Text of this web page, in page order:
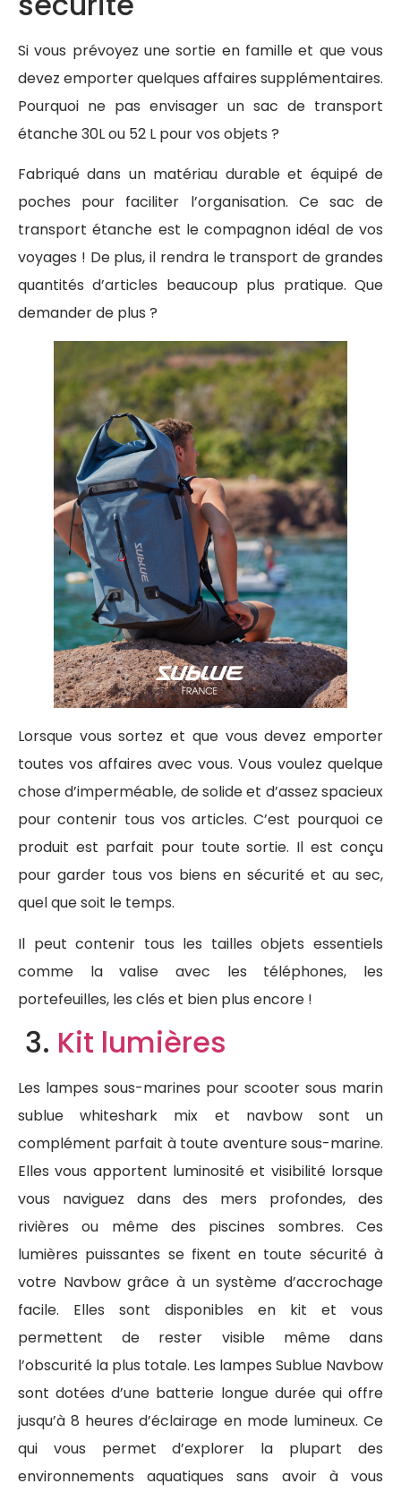
Si vous prévoyez une sortie en famille et que vous
devez emporter quelques affaires supplémentaires.
Pourquoi ne pas envisager un sac de transport
étanche 30L ou 52 L pour vos objets ?
Fabriqué dans un matériau durable et équipé de
poches pour faciliter l’organisation. Ce sac de
transport étanche est le compagnon idéal de vos
voyages ! De plus, il rendra le transport de grandes
quantités d’articles beaucoup plus pratique. Que
demander de plus ?
Lorsque vous sortez et que vous devez emporter
toutes vos affaires avec vous. Vous voulez quelque
chose d’imperméable, de solide et d’assez spacieux
pour contenir tous vos articles. C’est pourquoi ce
produit est parfait pour toute sortie. Il est conçu
pour garder tous vos biens en sécurité et au sec,
quel que soit le temps.
Il peut contenir tous les tailles objets essentiels
comme la valise avec les téléphones, les
portefeuilles, les clés et bien plus encore !
3. Kit lumières
Les lampes sous-marines pour scooter sous marin
sublue whiteshark mix et navbow sont un
complément parfait à toute aventure sous-marine.
Elles vous apportent luminosité et visibilité lorsque
vous naviguez dans des mers profondes, des
rivières ou même des piscines sombres. Ces
lumières puissantes se fixent en toute sécurité à
votre Navbow grâce à un système d’accrochage
facile. Elles sont disponibles en kit et vous
permettent de rester visible même dans
l’obscurité la plus totale. Les lampes Sublue Navbow
sont dotées d’une batterie longue durée qui offre
jusqu’à 8 heures d’éclairage en mode lumineux. Ce
qui vous permet d’explorer la plupart des
environnements aquatiques sans avoir à vous